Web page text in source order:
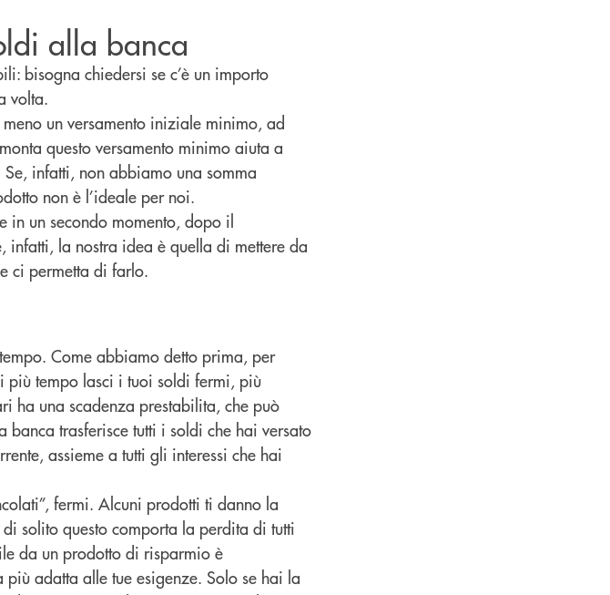
alla banca
bisogna chiedersi se c’è un importo
volta.
un versamento iniziale minimo, ad
questo versamento minimo aiuta a
infatti, non abbiamo una somma
non è l’ideale per noi.
in un secondo momento, dopo il
infatti, la nostra idea è quella di mettere da
ci permetta di farlo.
Come abbiamo detto prima, per
tempo lasci i tuoi soldi fermi, più
ha una scadenza prestabilita, che può
trasferisce tutti i soldi che hai versato
assieme a tutti gli interessi che hai
fermi. Alcuni prodotti ti danno la
solito questo comporta la perdita di tutti
da un prodotto di risparmio è
adatta alle tue esigenze. Solo se hai la